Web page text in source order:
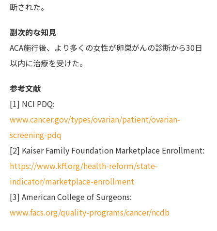
断された。
副次的な知見
ACA施行後、より多くの女性が卵巣がんの診断から30日
以内に治療を受けた。
参考文献
[1] NCI PDQ:
www.cancer.gov/types/ovarian/patient/ovarian-
screening-pdq
[2] Kaiser Family Foundation Marketplace Enrollment:
https://www.kff.org/health-reform/state-
indicator/marketplace-enrollment
[3] American College of Surgeons:
www.facs.org/quality-programs/cancer/ncdb